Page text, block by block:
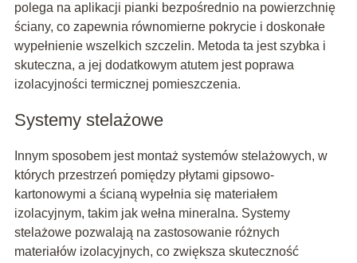
polega na aplikacji pianki bezpośrednio na powierzchnię
ściany, co zapewnia równomierne pokrycie i doskonałe
wypełnienie wszelkich szczelin. Metoda ta jest szybka i
skuteczna, a jej dodatkowym atutem jest poprawa
izolacyjności termicznej pomieszczenia.
Systemy stelażowe
Innym sposobem jest montaż systemów stelażowych, w
których przestrzeń pomiędzy płytami gipsowo-
kartonowymi a ścianą wypełnia się materiałem
izolacyjnym, takim jak wełna mineralna. Systemy
stelażowe pozwalają na zastosowanie różnych
materiałów izolacyjnych, co zwiększa skuteczność